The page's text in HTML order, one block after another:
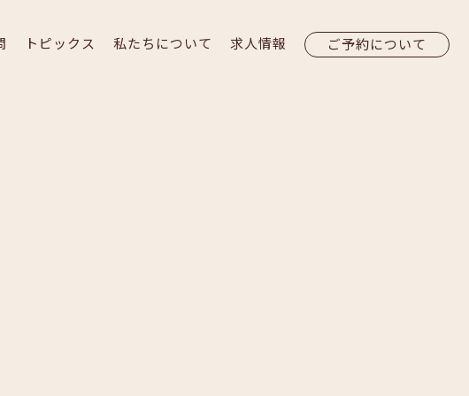
トピックス 私たちについて 求人情報 ご予約について